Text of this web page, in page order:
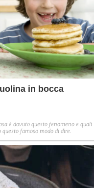
in bocca
è dovuto questo fenomeno e quali
questo famoso modo di dire.